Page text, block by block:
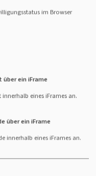
Sie können
Dank an alle
die ihn austragen!
MB
im Browser
über ein iFrame
eines iFrames an.
über ein iFrame
innerhalb eines iFrames an.